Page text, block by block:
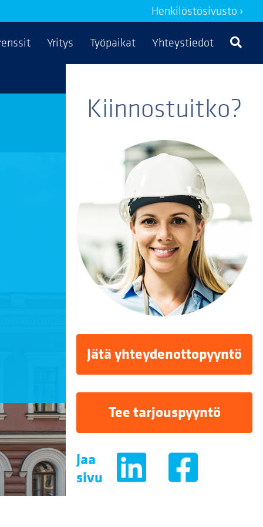
Henkilöstösivusto ›
Yritys Työpaikat Yhteystiedot
Kiinnostuitko?
Jätä yhteydenottopyyntö
Tee tarjouspyyntö
Jaa
sivu